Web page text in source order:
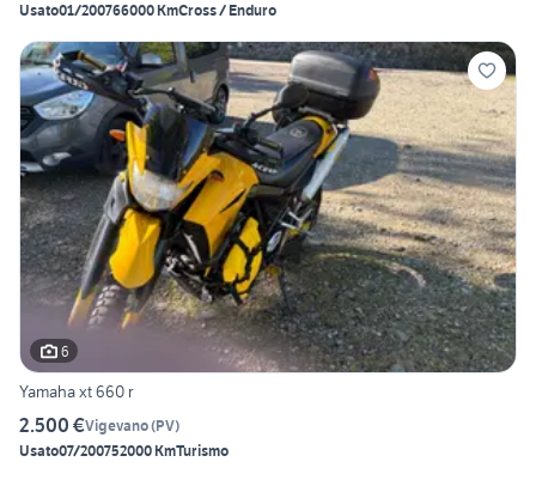
Usato01/200766000 KmCross / Enduro
6
Yamaha xt 660 r
2.500 €Vigevano(PV)
Usato07/200752000 KmTurismo